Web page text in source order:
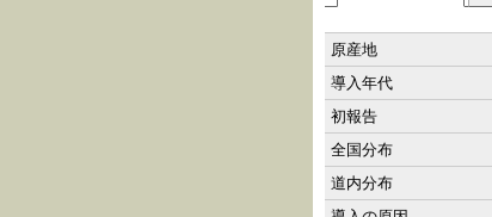
原産地
導入年代
初報告
全国分布
道内分布